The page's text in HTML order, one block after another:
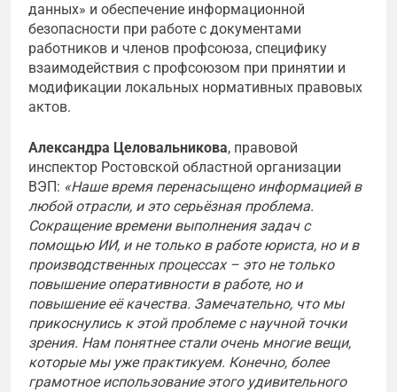
данных» и обеспечение информационной
безопасности при работе с документами
работников и членов профсоюза, специфику
взаимодействия с профсоюзом при принятии и
модификации локальных нормативных правовых
актов.
Александра Целовальникова, правовой
инспектор Ростовской областной организации
ВЭП: «Наше время перенасыщено информацией в
любой отрасли, и это серьёзная проблема.
Сокращение времени выполнения задач с
помощью ИИ, и не только в работе юриста, но и в
производственных процессах – это не только
повышение оперативности в работе, но и
повышение её качества. Замечательно, что мы
прикоснулись к этой проблеме с научной точки
зрения. Нам понятнее стали очень многие вещи,
которые мы уже практикуем. Конечно, более
грамотное использование этого удивительного